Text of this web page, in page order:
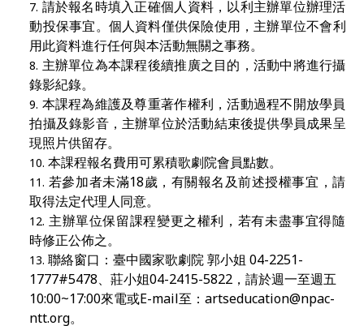
請於報名時填入正確個人資料，以利主辦單位辦理活
動投保事宜。個人資料僅供保險使用，主辦單位不會利
用此資料進行任何與本活動無關之事務。
主辦單位為本課程後續推廣之目的，活動中將進行攝
錄影紀錄。
本課程為維護及尊重著作權利，活動過程不開放學員
拍攝及錄影音，主辦單位於活動結束後提供學員成果呈
現照片供留存。
本課程報名費用可累積歌劇院會員點數。
若參加者未滿18歲，有關報名及前述授權事宜，請
取得法定代理人同意。
主辦單位保留課程變更之權利，若有未盡事宜得隨
時修正公佈之。
聯絡窗口：臺中國家歌劇院 郭小姐 04-2251-
1777#5478、莊小姐04-2415-5822，請於週一至週五
10:00~17:00來電或E-mail至：artseducation@npac-
ntt.org。